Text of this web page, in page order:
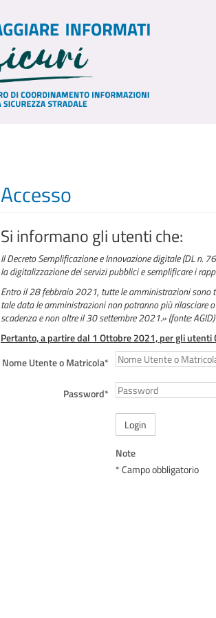
Accesso
Si informano gli utenti che:
Il Decreto Semplificazione e Innovazione digitale (DL n.
la digitalizzazione dei servizi pubblici e semplificare i
Entro il 28 febbraio 2021, tutte le amministrazioni sono
tale data le amministrazioni non potranno più rilasciare
scadenza e non oltre il 30 settembre 2021.» (fonte: AGID)
Pertanto, a partire dal 1 Ottobre 2021, per gli
Nome Utente o Matricola*
Password*
Login
Note
* Campo obbligatorio